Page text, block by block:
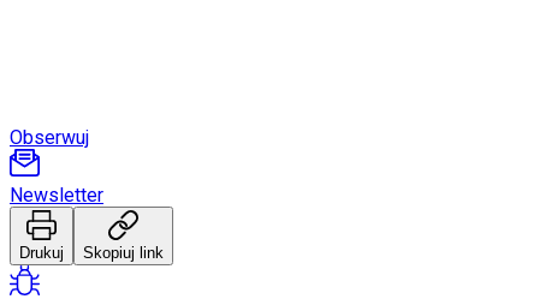
Gotowanie
Podróże
Polska
Europa
Obserwuj
Newsletter
Drukuj Skopiuj link